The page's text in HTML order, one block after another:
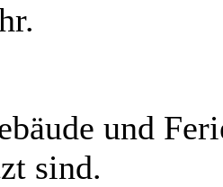
und
sind.